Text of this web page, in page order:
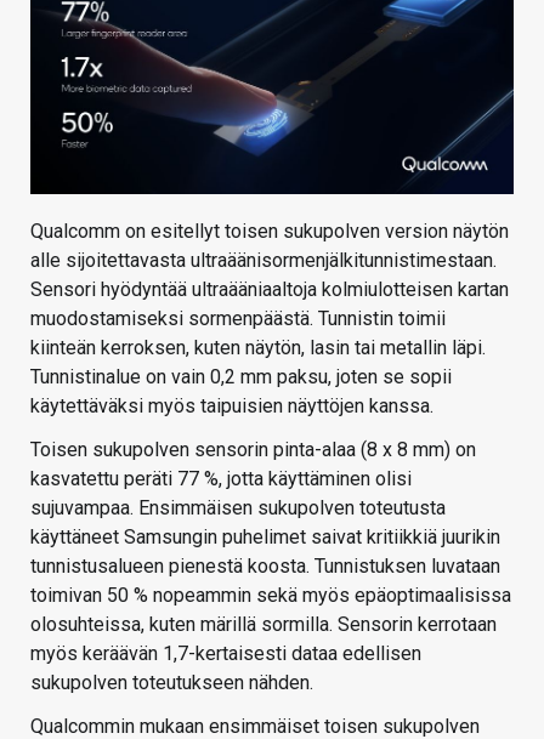
HAKU
Qualcomm on esitellyt toisen sukupolven version näytön
alle sijoitettavasta ultraäänisormenjälkitunnistimestaan.
Sensori hyödyntää ultraääniaaltoja kolmiulotteisen kartan
muodostamiseksi sormenpäästä. Tunnistin toimii
kiinteän kerroksen, kuten näytön, lasin tai metallin läpi.
Tunnistinalue on vain 0,2 mm paksu, joten se sopii
käytettäväksi myös taipuisien näyttöjen kanssa.
Toisen sukupolven sensorin pinta-alaa (8 x 8 mm) on
kasvatettu peräti 77 %, jotta käyttäminen olisi
sujuvampaa. Ensimmäisen sukupolven toteutusta
käyttäneet Samsungin puhelimet saivat kritiikkiä juurikin
tunnistusalueen pienestä koosta. Tunnistuksen luvataan
toimivan 50 % nopeammin sekä myös epäoptimaalisissa
olosuhteissa, kuten märillä sormilla. Sensorin kerrotaan
myös keräävän 1,7-kertaisesti dataa edellisen
sukupolven toteutukseen nähden.
Qualcommin mukaan ensimmäiset toisen sukupolven